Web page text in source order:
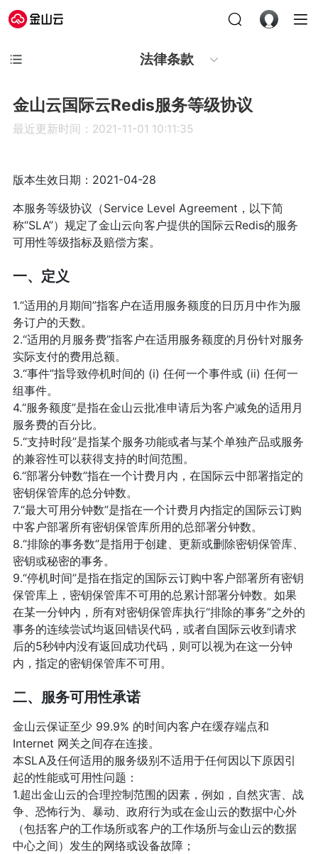
法律条款
金山云国际云Redis服务等级协议
最近更新时间：2021-11-01 10:11:35
版本生效日期：2021-04-28
本服务等级协议（Service Level Agreement，以下简
称“SLA”）规定了金山云向客户提供的国际云Redis的服务
可用性等级指标及赔偿方案。
一、定义
1.“适用的月期间”指客户在适用服务额度的日历月中作为服
务订户的天数。
2.“适用的月服务费”指客户在适用服务额度的月份针对服务
实际支付的费用总额。
3.“事件”指导致停机时间的 (i) 任何一个事件或 (ii) 任何一
组事件。
4.“服务额度”是指在金山云批准申请后为客户减免的适用月
服务费的百分比。
5.“支持时段”是指某个服务功能或者与某个单独产品或服务
的兼容性可以获得支持的时间范围。
6.“部署分钟数”指在一个计费月内，在国际云中部署指定的
密钥保管库的总分钟数。
7.“最大可用分钟数”是指在一个计费月内指定的国际云订购
中客户部署所有密钥保管库所用的总部署分钟数。
8.“排除的事务数”是指用于创建、更新或删除密钥保管库、
密钥或秘密的事务。
9.“停机时间”是指在指定的国际云订购中客户部署所有密钥
保管库上，密钥保管库不可用的总累计部署分钟数。如果
在某一分钟内，所有对密钥保管库执行“排除的事务”之外的
事务的连续尝试均返回错误代码，或者自国际云收到请求
后的5秒钟内没有返回成功代码，则可以视为在这一分钟
内，指定的密钥保管库不可用。
二、服务可用性承诺
金山云保证至少 99.9% 的时间内客户在缓存端点和
Internet 网关之间存在连接。
本SLA及任何适用的服务级别不适用于任何因以下原因引
起的性能或可用性问题：
1.超出金山云的合理控制范围的因素，例如，自然灾害、战
争、恐怖行为、暴动、政府行为或在金山云的数据中心外
（包括客户的工作场所或客户的工作场所与金山云的数据
中心之间）发生的网络或设备故障；